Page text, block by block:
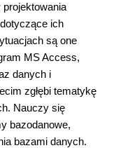
ich
są one
MS Access,
danych i
zgłębi tematykę
Nauczy się
bazodanowe,
bazami danych.